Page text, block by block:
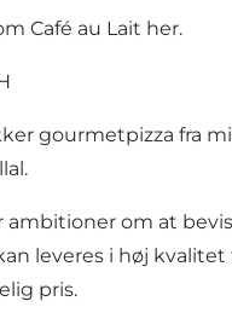
Café au Lait her.
gourmetpizza fra
ambitioner om at
leveres i høj kvalitet
pris.